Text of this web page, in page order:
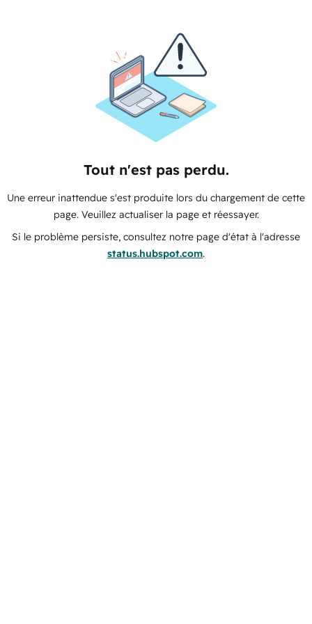
Tout n'est pas perdu.
Une erreur inattendue s'est produite lors du chargement de cette
page. Veuillez actualiser la page et réessayer.
Si le problème persiste, consultez notre page d'état à l'adresse
status.hubspot.com.